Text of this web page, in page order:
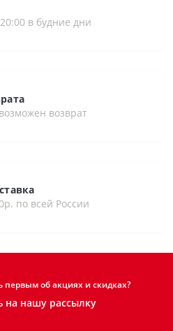
в будние дни
возврат
по всей России
первым об акциях и скидках?
на нашу рассылку